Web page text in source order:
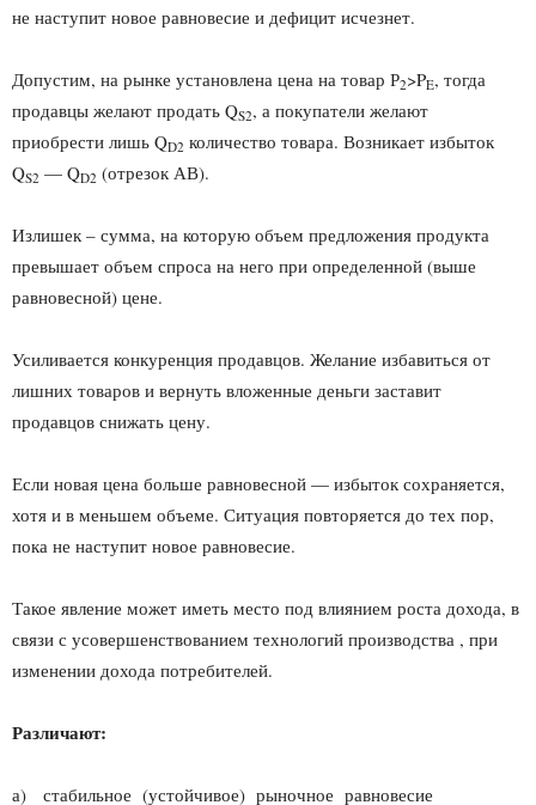
не наступит новое равновесие и дефицит исчезнет.
Допустим, на рынке установлена цена на товар Р2>PE, тогда
продавцы желают продать QS2, а покупатели желают
приобрести лишь QD2 количество товара. Возникает избыток
QS2 — QD2 (отрезок АВ).
Излишек – сумма, на которую объем предложения продукта
превышает объем спроса на него при определенной (выше
равновесной) цене.
Усиливается конкуренция продавцов. Желание избавиться от
лишних товаров и вернуть вложенные деньги заставит
продавцов снижать цену.
Если новая цена больше равновесной — избыток сохраняется,
хотя и в меньшем объеме. Ситуация повторяется до тех пор,
пока не наступит новое равновесие.
Такое явление может иметь место под влиянием роста дохода, в
связи с усовершенствованием технологий производства , при
изменении дохода потребителей.
Различают:
а) стабильное (устойчивое) рыночное равновесие